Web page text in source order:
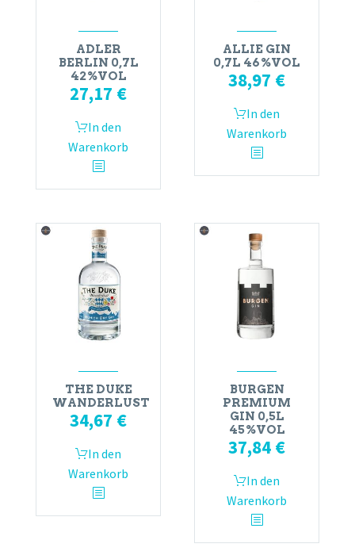
ADLER
BERLIN 0,7L
42%VOL
27,17 €
In den
Warenkorb
ALLIE GIN
0,7L 46%VOL
38,97 €
In den
Warenkorb
THE DUKE
WANDERLUST
34,67 €
In den
Warenkorb
BURGEN
PREMIUM
GIN 0,5L
45%VOL
37,84 €
In den
Warenkorb